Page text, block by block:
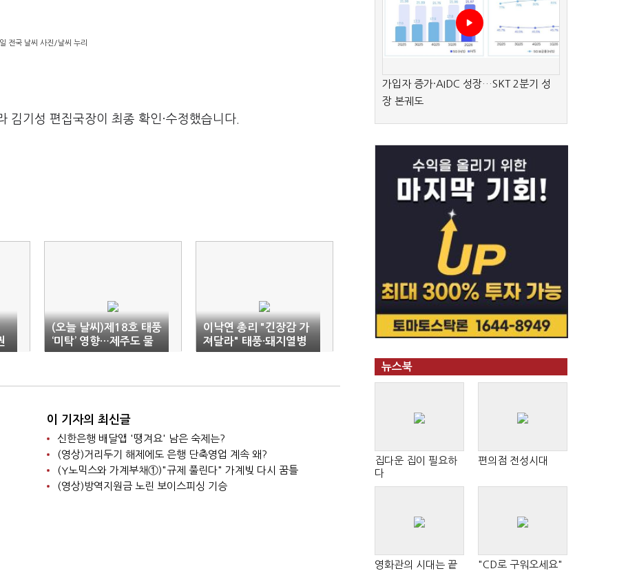
전국 날씨 사진/날씨 누리
김기성 편집국장이 최종 확인·수정했습니다.
(오늘 날씨)제18호 태풍
‘미탁’ 영향…제주도 물
폭탄
이낙연 총리 "긴장감 가
져달라" 태풍·돼지열병
고강도 방역 주문
이 기자의 최신글
신한은행 배달앱 '땡겨요' 남은 숙제는?
(영상)거리두기 해제에도 은행 단축영업 계속 왜?
(Y노믹스와 가계부채①)"규제 풀린다" 가계빚 다시 꿈틀
(영상)방역지원금 노린 보이스피싱 기승
가입자 증가·AIDC 성장…SKT 2분기 성
장 본궤도
뉴스북
집다운 집이 필요하
다
편의점 전성시대
영화관의 시대는 끝
"CD로 구워오세요"